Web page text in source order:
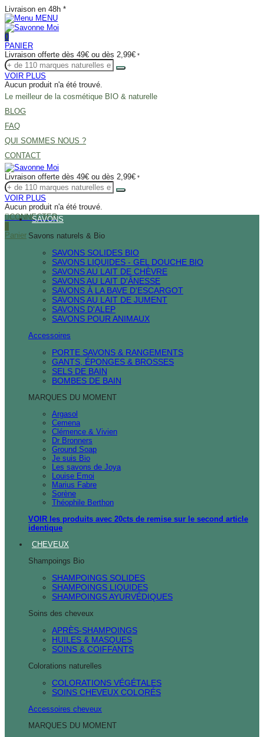
Livraison en 48h *
MENU
0
PANIER
Livraison offerte dès 49€ ou dès 2,99€ *
VOIR PLUS
Aucun produit n'a été trouvé.
Le meilleur de la cosmétique BIO & naturelle
BLOG
FAQ
QUI SOMMES NOUS ?
CONTACT
Livraison offerte dès 49€ ou dès 2,99€ *
VOIR PLUS
Aucun produit n'a été trouvé.
CONNECTER
Panier
SAVONS
Savons naturels & Bio
SAVONS SOLIDES BIO
SAVONS LIQUIDES - GEL DOUCHE BIO
SAVONS AU LAIT DE CHÈVRE
SAVONS AU LAIT D'ÂNESSE
SAVONS À LA BAVE D'ESCARGOT
SAVONS AU LAIT DE JUMENT
SAVONS D'ALEP
SAVONS POUR ANIMAUX
Accessoires
PORTE SAVONS & RANGEMENTS
GANTS, ÉPONGES & BROSSES
SELS DE BAIN
BOMBES DE BAIN
MARQUES DU MOMENT
Argasol
Cemena
Clémence & Vivien
Dr Bronners
Ground Soap
Je suis Bio
Les savons de Joya
Louise Emoi
Marius Fabre
Sorène
Théophile Berthon
VOIR les produits avec 20cts de remise sur le second article
identique
CHEVEUX
Shampoings Bio
SHAMPOINGS SOLIDES
SHAMPOINGS LIQUIDES
SHAMPOINGS AYURVÉDIQUES
Soins des cheveux
APRÈS-SHAMPOINGS
HUILES & MASQUES
SOINS & COIFFANTS
Colorations naturelles
COLORATIONS VÉGÉTALES
SOINS CHEVEUX COLORÉS
Accessoires cheveux
MARQUES DU MOMENT